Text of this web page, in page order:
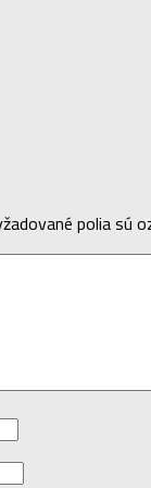
polia sú